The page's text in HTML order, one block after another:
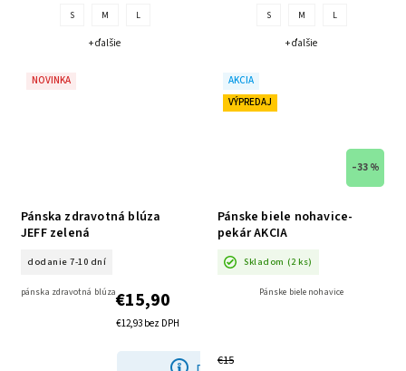
S M L
+ ďalšie
S M L
+ ďalšie
NOVINKA
Pánska zdravotná blúza
JEFF zelená
dodanie 7-10 dní
€12,93 bez DPH
€15,90
pánska zdravotná blúza
AKCIA
VÝPREDAJ
–33 %
Pánske biele nohavice-
pekár AKCIA
Skladom (2 ks)
€15
Pánske biele nohavice